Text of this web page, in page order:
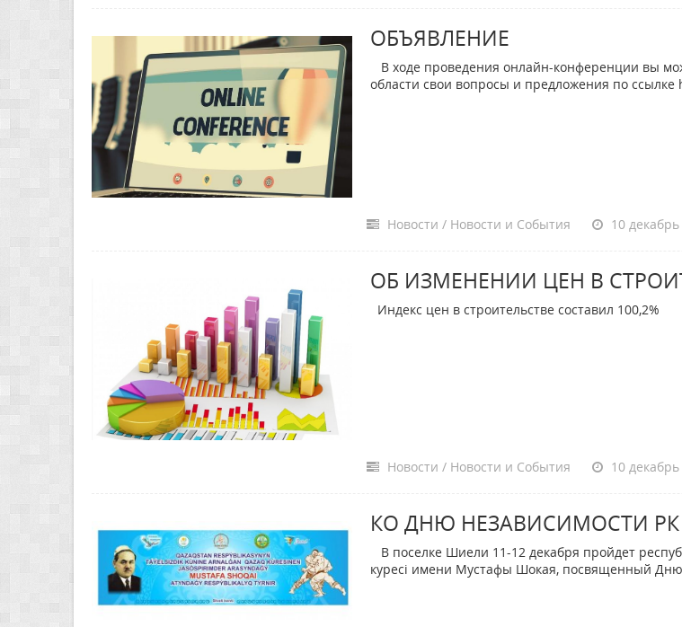
ОБЪЯВЛЕНИЕ
В ходе проведения онлайн-конференции вы
области свои вопросы и предложения по
Новости / Новости и События 10 декабрь
ОБ ИЗМЕНЕНИИ ЦЕН В
Индекс цен в строительстве составил 100,2%
Новости / Новости и События 10 декабрь
КО ДНЮ НЕЗАВИСИМОСТИ РК
В поселке Шиели 11-12 декабря пройдет
куресі имени Мустафы Шокая, посвященный